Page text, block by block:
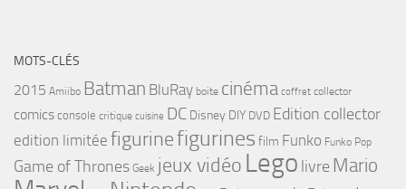
MOTS-CLÉS
2015 Amiibo Batman BluRay boite cinéma coffret collector
comics console critique cuisine DC Disney DIY DVD Edition collector
edition limitée figurinefigurines film Funko Funko Pop
Game of Thrones Geek jeux vidéo Lego livre Mario